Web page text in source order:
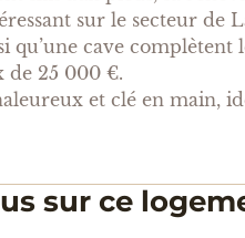
sur le secteur de
qu’une cave
de 25 000 €.
et clé en main,
sur ce